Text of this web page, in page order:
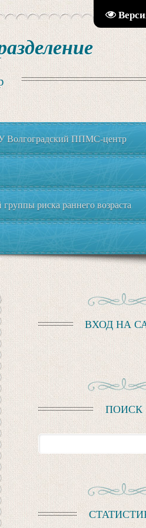
Волгоградский ППМС-центр
риска раннего возраста
ВХОД НА
ПОИСК